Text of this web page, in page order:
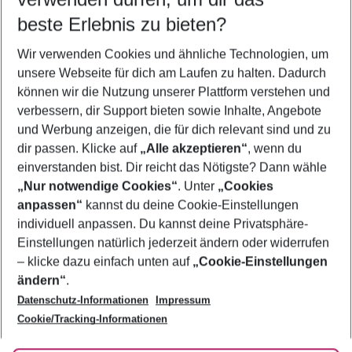
5-8 Nächte
2 Erwachsene Keine Kinder
Mehr Filter anzeigen
Footer
Footer navigation
Über uns
AGB
Bestpreisgarantie
Cookie-Einstellungen ändern
Cookie-Richtlinie
Agenturbetreuung
Barrierefreies Reisen
Folge uns
beste Erlebnis zu bieten?
Wir verwenden Cookies und ähnliche Technologien, um
unsere Webseite für dich am Laufen zu halten. Dadurch
können wir die Nutzung unserer Plattform verstehen und
verbessern, dir Support bieten sowie Inhalte, Angebote
und Werbung anzeigen, die für dich relevant sind und zu
dir passen. Klicke auf „Alle akzeptieren“, wenn du
einverstanden bist. Dir reicht das Nötigste? Dann wähle
„Nur notwendige Cookies“. Unter „Cookies
anpassen“ kannst du deine Cookie-Einstellungen
individuell anpassen. Du kannst deine Privatsphäre-
Einstellungen natürlich jederzeit ändern oder widerrufen
– klicke dazu einfach unten auf „Cookie-Einstellungen
ändern“.
Datenschutz-Informationen
Impressum
Cookie/Tracking-Informationen